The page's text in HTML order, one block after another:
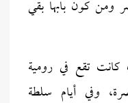
ومن كون بابها بقي
كانت تقع في رومية
وفي أيام سلطة